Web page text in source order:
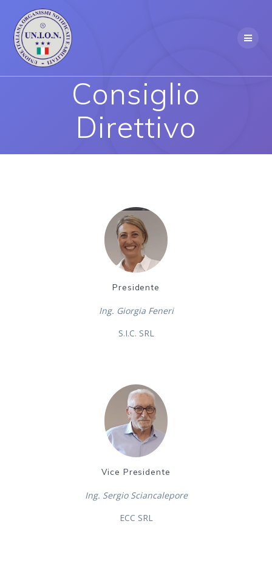
Consiglio
Direttivo
Presidente
Ing. Giorgia Feneri
S.I.C. SRL
Vice Presidente
Ing. Sergio Sciancalepore
ECC SRL